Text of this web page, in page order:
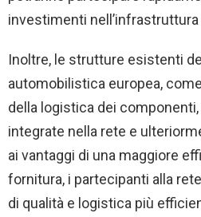
investimenti nell’infrastruttura
Inoltre, le strutture esistenti
automobilistica europea,
della logistica dei
integrate nella rete e
ai vantaggi di una maggiore
fornitura, i partecipanti alla
di qualità e logistica più